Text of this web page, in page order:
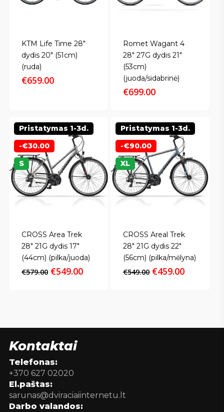
KTM Life Time 28″
dydis 20″ (51cm)
(ruda)
€659.00
Romet Wagant 4
28″ 27G dydis 21″
(53cm)
(juoda/sidabrinė)
€699.00
CROSS Area Trek
28″ 21G dydis 17″
(44cm) (pilka/juoda)
€579.00 Original
€549.00Current
Pristatymas 1-3d.
-€30.00
S
CROSS Areal Trek
28″ 21G dydis 22″
(56cm) (pilka/mėlyna)
€549.00 Original
€459.00Current
Pristatymas 1-3d.
-€90.00
XL
Kontaktai
Telefonas:
+370 627 02020
El.paštas:
sarunas@dviraciaiinternetu.lt
Darbo valandos: